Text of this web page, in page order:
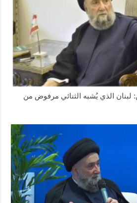
لبنان الذي يُشبه الثنائي مرفوض من